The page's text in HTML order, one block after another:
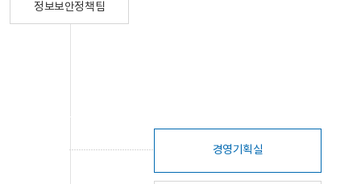
정보보안정책팀
경영기획실